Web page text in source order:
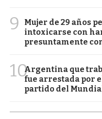
9
Mujer de 29 años
intoxicarse con
presuntamente
10Argentina que
fue arrestada por
partido del